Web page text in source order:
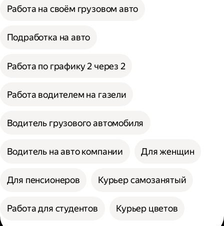
Работа на своём грузовом авто
Подработка на авто
Работа по графику 2 через 2
Работа водителем на газели
Водитель грузового автомобиля
Водитель на авто компании Для женщин
Для пенсионеров Курьер самозанятый
Работа для студентов Курьер цветов